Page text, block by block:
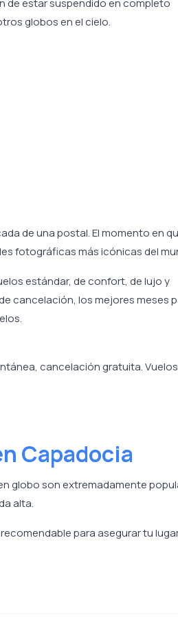
de estar suspendido en completo
globos en el cielo.
de una postal. El momento en
fotográficas más icónicas del
estándar, de confort, de lujo y
cancelación, los mejores meses
cancelación gratuita.
Capadocia
globo son extremadamente
alta.
para asegurar tu